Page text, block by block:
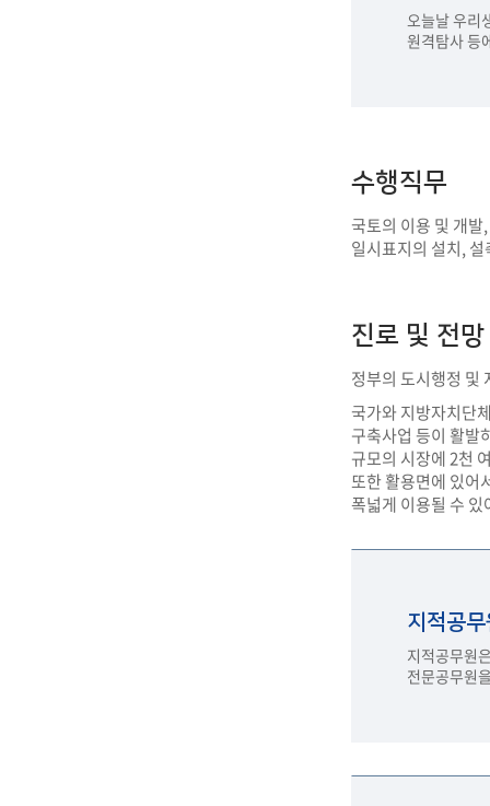
오늘날 우리
원격탐사 등
수행직무
국토의 이용 및 개
일시표지의 설치,
진로 및 전망
정부의 도시행정 및
국가와 지방자치단
구축사업 등이 활발
규모의 시장에 2천
또한 활용면에 있어
폭넓게 이용될 수
지적공
지적공무원
전문공무원